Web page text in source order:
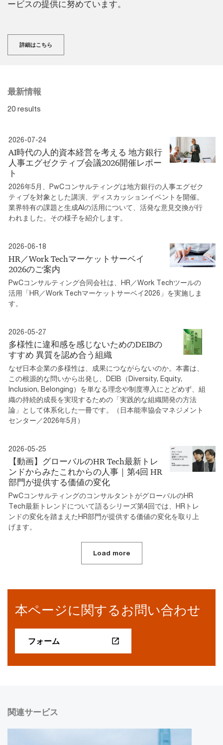
ービスの提供に努めています。
詳細はこちら
最新情報
20 results
2026-07-24
AI時代の人的資本経営を考える 地方銀行
人事エグゼクティブ会議2026開催レポー
ト
2026年5月、PwCコンサルティングは地方銀行の人事エグゼク
ティブを対象とした講演、ディスカッションイベントを開催。
業界特有の課題と生成AIの活用について、活発な意見交換が行
われました。その様子を紹介します。
2026-06-18
HR／Work Techマーケットサーベイ
2026のご案内
PwCコンサルティング合同会社は、HR／Work Techツールの
活用「HR／Work Techマーケットサーベイ2026」を実施しま
す。
2026-05-27
多様性に違和感を感じないためのDEIBの
すすめ 異質を認め合う組織
なぜ日本企業の多様性は、成果につながらないのか。本書は、
この根源的な問いから出発し、DEIB（Diversity, Equity,
Inclusion, Belonging）を単なる理念や制度導入にとどめず、組
織の持続的成長を実現するための「実践的な組織開発の方法
論」として体系化した一冊です。（日本能率協会マネジメント
センター／2026年5月）
2026-05-25
【動画】グローバルのHR Tech最新トレ
ンドからみたこれからの人事｜第4回 HR
部門が提供する価値の変化
PwCコンサルティングのコンサルタントがグローバルのHR
Tech最新トレンドについて語るシリーズ第4回では、HRトレ
ンドの変化を踏まえたHR部門が提供する価値の変化を取り上
げます。
Load more
本ページに関するお問い合わせ
フォーム
関連サービス